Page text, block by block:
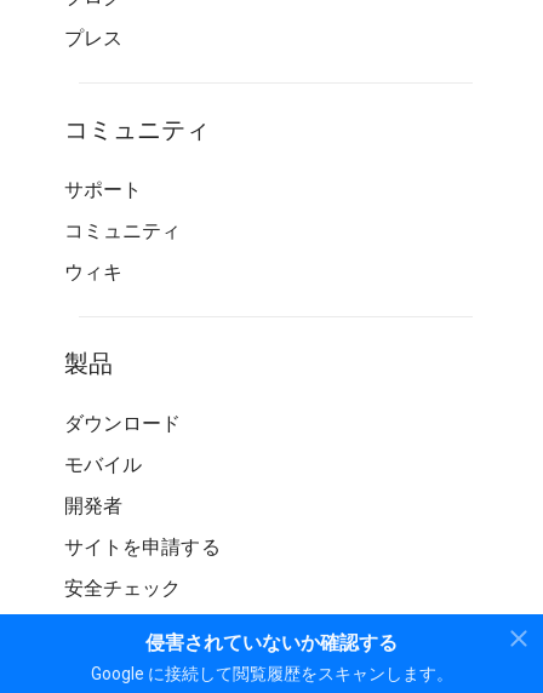
侵害されていないか確認する
Google に接続して閲覧履歴をスキャンします。
プレス
コミュニティ
サポート
コミュニティ
ウィキ
製品
ダウンロード
モバイル
開発者
サイトを申請する
安全チェック